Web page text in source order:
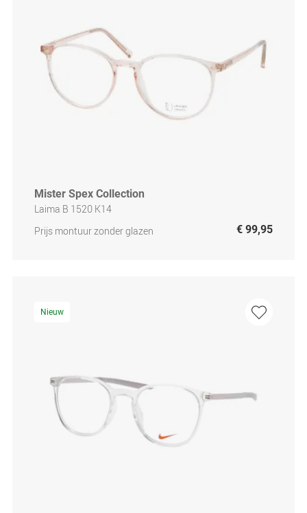
Mister Spex Collection
Laima B 1520 K14
Prijs montuur zonder glazen
€ 99,95
Nieuw